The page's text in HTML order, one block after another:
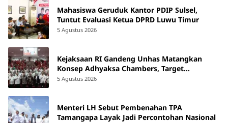
Mahasiswa Geruduk Kantor PDIP Sulsel,
Tuntut Evaluasi Ketua DPRD Luwu Timur
5 Agustus 2026
Kejaksaan RI Gandeng Unhas Matangkan
Konsep Adhyaksa Chambers, Target
Beroperasi 2027
5 Agustus 2026
Menteri LH Sebut Pembenahan TPA
Tamangapa Layak Jadi Percontohan Nasional